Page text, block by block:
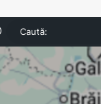
Log In